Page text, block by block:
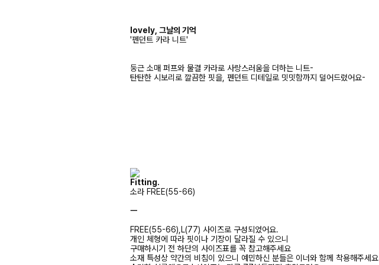
lovely, 그날의 기억
'펜던트 카라 니트'
둥근 소매 퍼프와 물결 카라로 사랑스러움을 더하는 니트-
탄탄한 시보리로 깔끔한 핏을, 펜던트 디테일로 밋밋함까지 덜어드렸어요-
Fitting.
소라 FREE(55-66)
ㅡ
FREE(55-66),L(77) 사이즈로 구성되었어요.
개인 체형에 따라 핏이나 기장이 달라질 수 있으니
구매하시기 전 하단의 사이즈표를 꼭 참고해주세요
소재 특성상 약간의 비침이 있으니 예민하신 분들은 이너와 함께 착용해주세요